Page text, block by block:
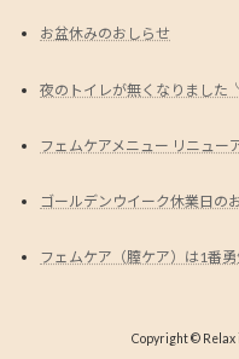
お盆休みのおしらせ
夜のトイレが無くなりまし
フェムケアメニュー リニュー
ゴールデンウイーク休業日の
フェムケア（膣ケア）は1番
Copyright © Relax